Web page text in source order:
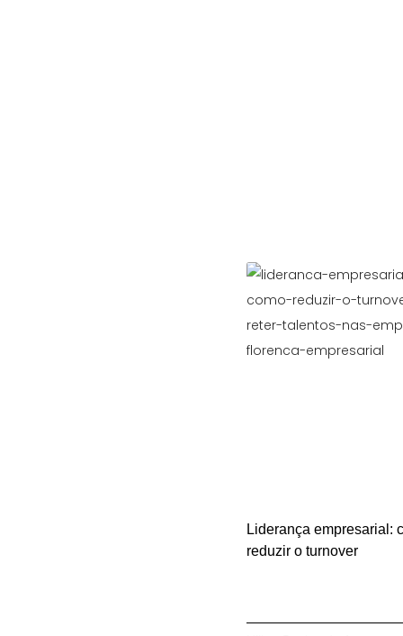
Liderança empresarial:
reduzir o turnover